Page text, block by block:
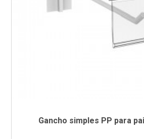
Gancho simples PP para